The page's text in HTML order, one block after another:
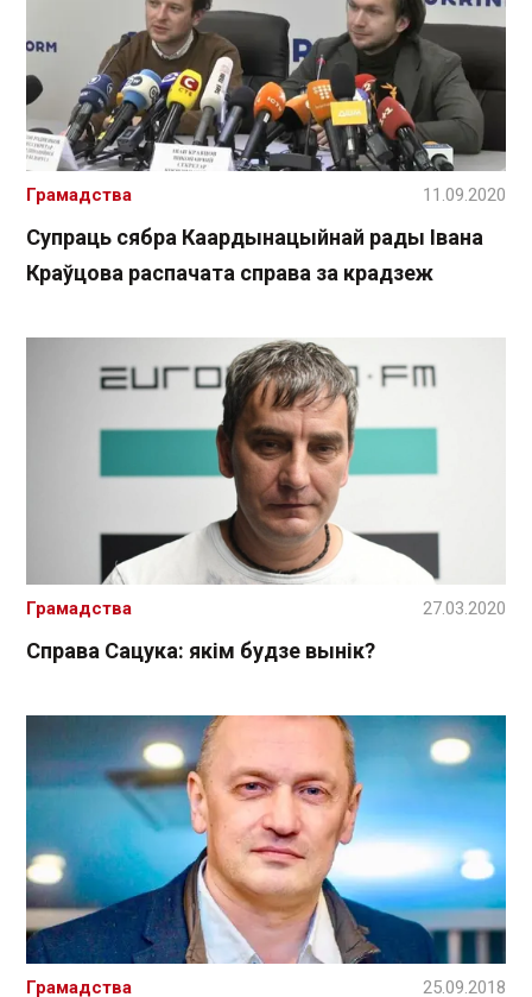
Супраць сябра Каардынацыйнай рады Івана
Краўцова распачата справа за крадзеж
Грамадства 11.09.2020
Справа Сацука: якім будзе вынік?
Грамадства 27.03.2020
Грамадства 25.09.2018